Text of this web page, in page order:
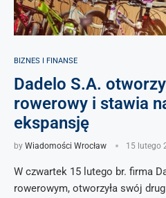
BIZNES I FINANSE
Dadelo S.A.
rowerowy i stawia
ekspansję
by Wiadomości Wrocław 15 lutego
W czwartek 15 lutego br. firma
rowerowym, otworzyła swój